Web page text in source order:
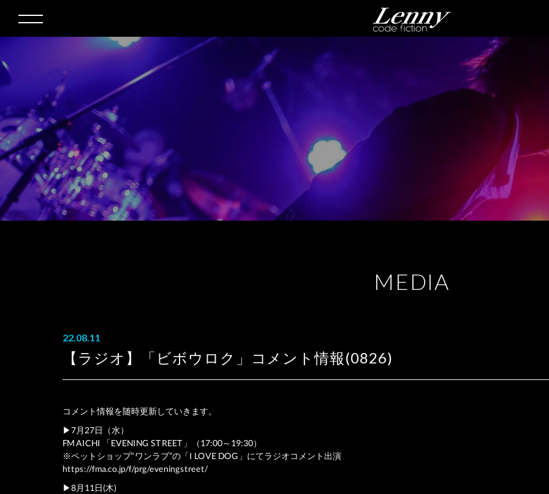
M EDIA
22.08.11
【ラジオ】「ビボウロク」コメント情報(0826)
コメント情報を随時更新していきます。
▶︎7月27日（水）
FM AICHI 「EVENING STREET」（17:00～19:30）
※ペットショップ“ワンラブ”の「I LOVE DOG」にてラジオコメント出演
https://fma.co.jp/f/prg/eveningstreet/
▶︎8月11日(木)